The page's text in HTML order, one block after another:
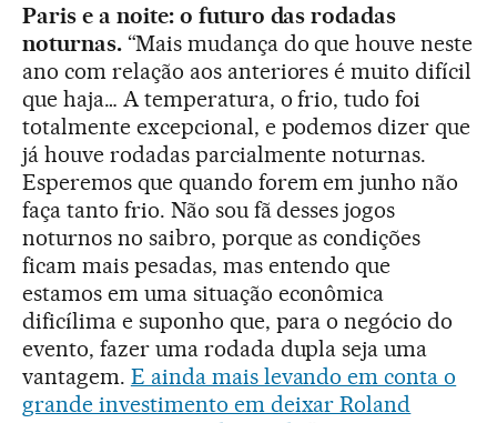
Paris e a noite: o futuro das rodadas
noturnas. “Mais mudança do que houve neste
ano com relação aos anteriores é muito difícil
que haja… A temperatura, o frio, tudo foi
totalmente excepcional, e podemos dizer que
já houve rodadas parcialmente noturnas.
Esperemos que quando forem em junho não
faça tanto frio. Não sou fã desses jogos
noturnos no saibro, porque as condições
ficam mais pesadas, mas entendo que
estamos em uma situação econômica
dificílima e suponho que, para o negócio do
evento, fazer uma rodada dupla seja uma
vantagem. E ainda mais levando em conta o
grande investimento em deixar Roland